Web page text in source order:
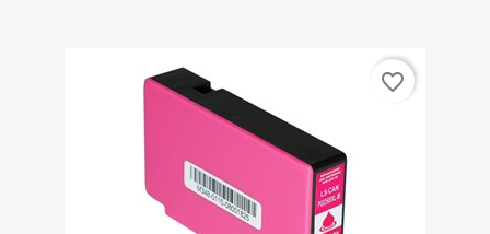
favorite_border